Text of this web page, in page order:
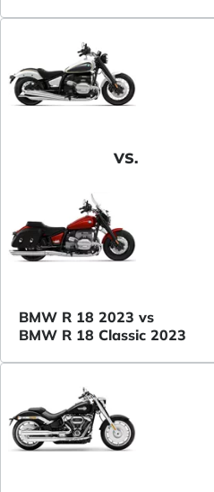
VS.
BMW R 18 2023 vs
BMW R 18 Classic 2023